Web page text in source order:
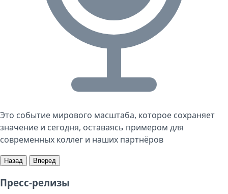
Это событие мирового масштаба, которое сохраняет
значение и сегодня, оставаясь примером для
современных коллег и наших партнёров
Назад Вперед
Пресс-релизы